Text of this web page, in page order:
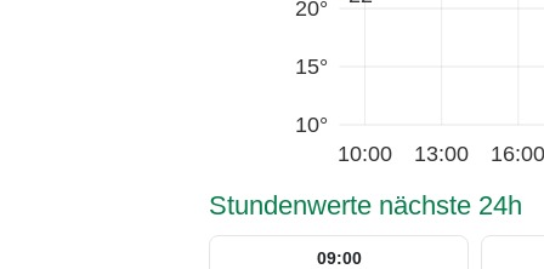
10°
15°
20°
10:00 13:00 16:00
Stundenwerte nächste 24h
09:00